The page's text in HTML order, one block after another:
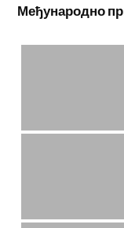
Међународно